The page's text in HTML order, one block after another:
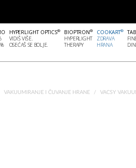
HYPERLIGHT OPTICS®
VIDIŠ VIŠE.
OSEĆAŠ SE BOLJE.
BIOPTRON®
HYPERLIGHT
THERAPY
COOKART®
ZDRAVA
HRANA
VAKUUMIRANJE I ČUVANJE HRANE VACSY